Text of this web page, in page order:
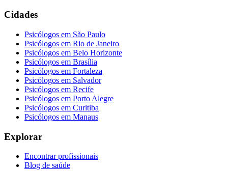
Cidades
Psicólogos em São Paulo
Psicólogos em Rio de Janeiro
Psicólogos em Belo Horizonte
Psicólogos em Brasília
Psicólogos em Fortaleza
Psicólogos em Salvador
Psicólogos em Recife
Psicólogos em Porto Alegre
Psicólogos em Curitiba
Psicólogos em Manaus
Explorar
Encontrar profissionais
Blog de saúde